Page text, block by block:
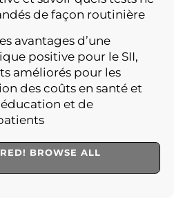
de façon routinière
avantages d’une
positive pour le SII,
améliorés pour les
des coûts en santé et
et de
BROWSE ALL